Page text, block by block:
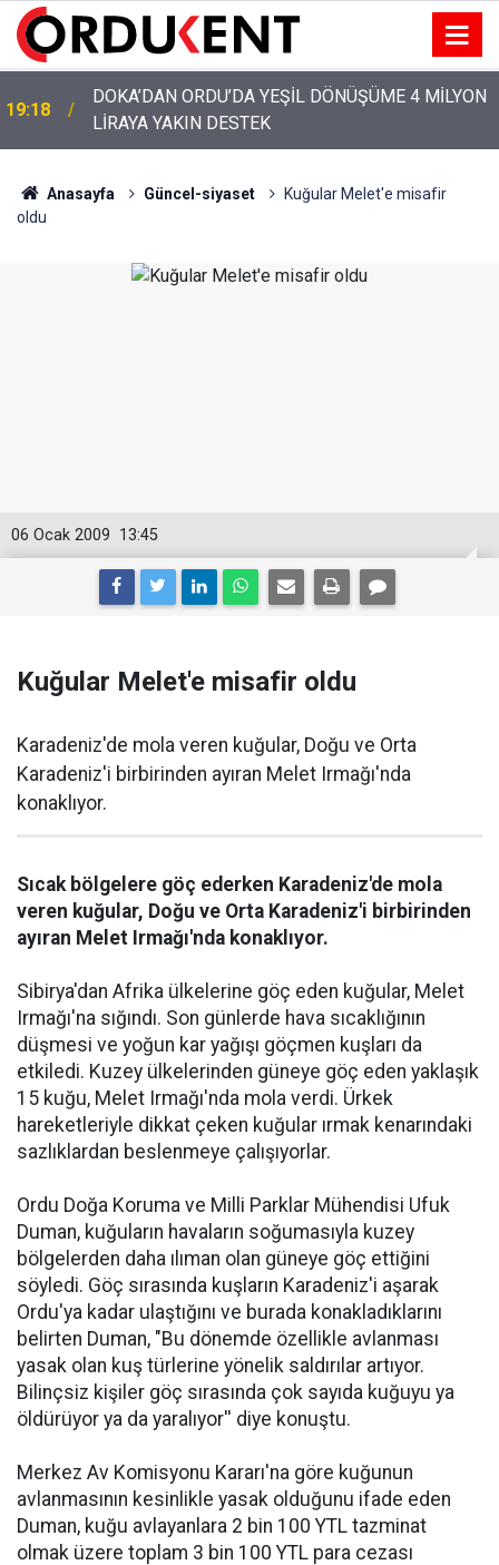
12:46
YENİ PARTİ’NİN ORDU’DAKİ 69 KİŞİLİK KURUCU
KADROSU AÇIKLANDI
Anasayfa Güncel-siyaset
Kuğular Melet'e misafir
oldu
13:45
06 Ocak 2009
Kuğular Melet'e misafir oldu
Karadeniz'de mola veren kuğular, Doğu ve Orta
Karadeniz'i birbirinden ayıran Melet Irmağı'nda
konaklıyor.
Sıcak bölgelere göç ederken Karadeniz'de mola
veren kuğular, Doğu ve Orta Karadeniz'i birbirinden
ayıran Melet Irmağı'nda konaklıyor.
Sibirya'dan Afrika ülkelerine göç eden kuğular, Melet
Irmağı'na sığındı. Son günlerde hava sıcaklığının
düşmesi ve yoğun kar yağışı göçmen kuşları da
etkiledi. Kuzey ülkelerinden güneye göç eden yaklaşık
15 kuğu, Melet Irmağı'nda mola verdi. Ürkek
hareketleriyle dikkat çeken kuğular ırmak kenarındaki
sazlıklardan beslenmeye çalışıyorlar.
Ordu Doğa Koruma ve Milli Parklar Mühendisi Ufuk
Duman, kuğuların havaların soğumasıyla kuzey
bölgelerden daha ılıman olan güneye göç ettiğini
söyledi. Göç sırasında kuşların Karadeniz'i aşarak
Ordu'ya kadar ulaştığını ve burada konakladıklarını
belirten Duman, "Bu dönemde özellikle avlanması
yasak olan kuş türlerine yönelik saldırılar artıyor.
Bilinçsiz kişiler göç sırasında çok sayıda kuğuyu ya
öldürüyor ya da yaralıyor'' diye konuştu.
Merkez Av Komisyonu Kararı'na göre kuğunun
avlanmasının kesinlikle yasak olduğunu ifade eden
Duman, kuğu avlayanlara 2 bin 100 YTL tazminat
olmak üzere toplam 3 bin 100 YTL para cezası